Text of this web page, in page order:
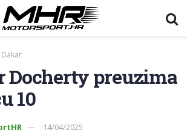
Dakar
Docherty preuzima
10
14/04/2025